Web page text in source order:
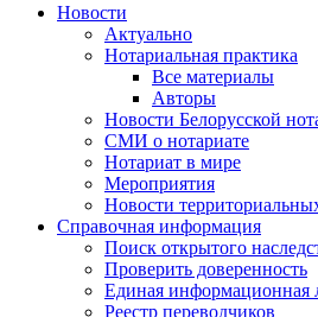
Новости
Актуально
Нотариальная практика
Все материалы
Авторы
Новости Белорусской
СМИ о нотариате
Нотариат в мире
Мероприятия
Новости
Справочная информация
Поиск открытого
Проверить доверенность
Единая информационная
Реестр переводчиков